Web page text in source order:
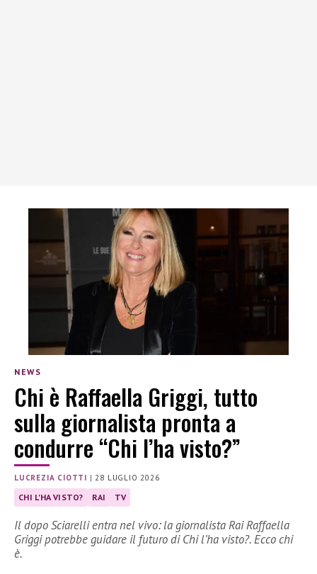
NEWS
Chi è Raffaella Griggi, tutto
sulla giornalista pronta a
condurre “Chi l’ha visto?”
LUCREZIA CIOTTI | 28 LUGLIO 2026
CHI L'HA VISTO? RAI TV
Il dopo Sciarelli entra nel vivo: la giornalista Rai Raffaella
Griggi potrebbe guidare il futuro di Chi l’ha visto?. Ecco chi
è.